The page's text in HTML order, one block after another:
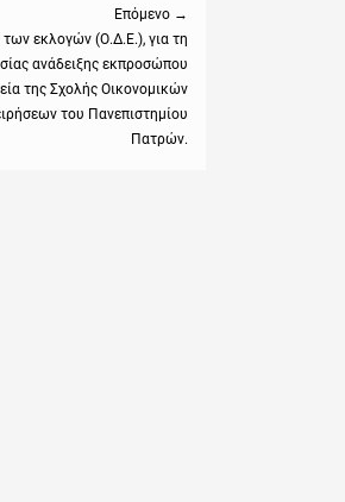
Επόμενο →
των εκλογών (Ο.Δ.Ε.), για τη
ανάδειξης εκπροσώπου
της Σχολής Οικονομικών
του Πανεπιστημίου
Πατρών.